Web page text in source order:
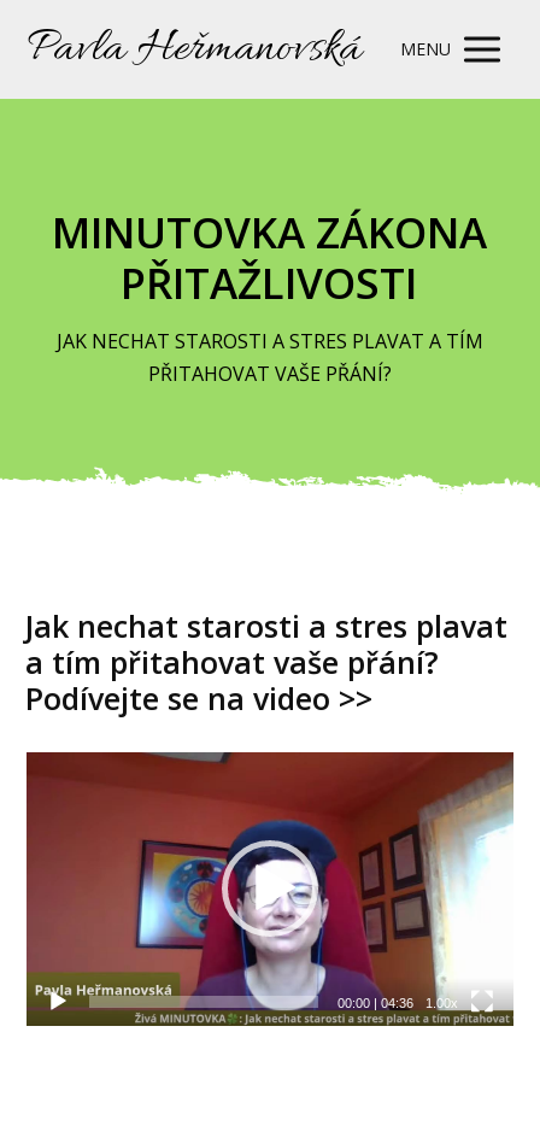
Pavla Heřmanovská MENU
MINUTOVKA ZÁKONA
PŘITAŽLIVOSTI
JAK NECHAT STAROSTI A STRES PLAVAT A TÍM
PŘITAHOVAT VAŠE PŘÁNÍ?
Jak nechat starosti a stres plavat
a tím přitahovat vaše přání?
Podívejte se na video >>
00:00| 04:36 1.00x